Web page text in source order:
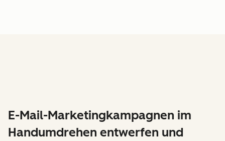
E-Mail-Marketingkampagnen im
Handumdrehen entwerfen und